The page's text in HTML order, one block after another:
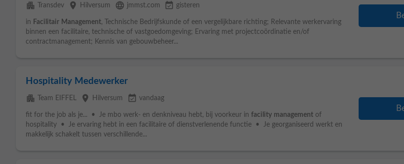
apartment Transdev place Hilversum language jmmst.com event_available gisteren
in Facilitair Management, Technische Bedrijfskunde of een vergelijkbare richting; Relevante werkervaring
binnen een facilitaire, technische of vastgoedomgeving; Ervaring met projectcoördinatie en/of
contractmanagement; Kennis van gebouwbeheer...
Hospitality Medewerker
apartment Team EIFFEL place Hilversum event_available vandaag
fit for the job als je... • Je mbo werk- en denkniveau hebt, bij voorkeur in facility management of
hospitality • Je ervaring hebt in een facilitaire of dienstverlenende functie • Je georganiseerd werkt en
makkelijk schakelt tussen verschillende...